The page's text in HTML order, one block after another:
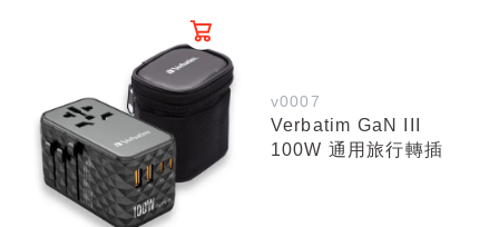
v0007
Verbatim GaN III
100W 通用旅行轉插